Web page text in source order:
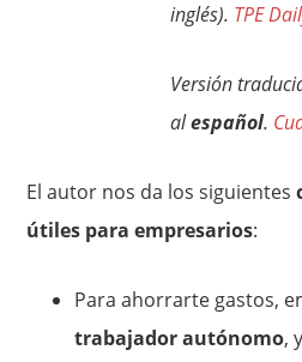
inglés). TPE
Versión
alespañol.
El autor nos da los siguientes
útiles para empresarios:
Para ahorrarte gastos,
trabajador autónomo,